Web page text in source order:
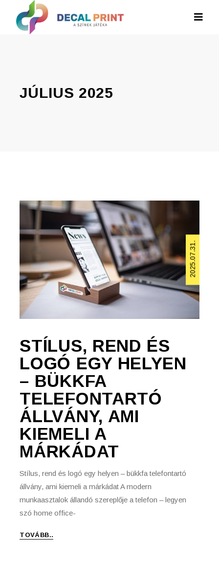
JÚLIUS 2025
2025.07.31.
STÍLUS, REND ÉS
LOGÓ EGY HELYEN
– BÜKKFA
TELEFONTARTÓ
ÁLLVÁNY, AMI
KIEMELI A
MÁRKÁDAT
Stílus, rend és logó egy helyen – bükkfa telefontartó
állvány, ami kiemeli a márkádat A modern
munkaasztalok állandó szereplője a telefon – legyen
szó home office-
TOVÁBB..